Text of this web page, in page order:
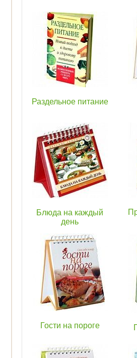
Раздельное питание
Блюда на каждый
день
Гости на пороге